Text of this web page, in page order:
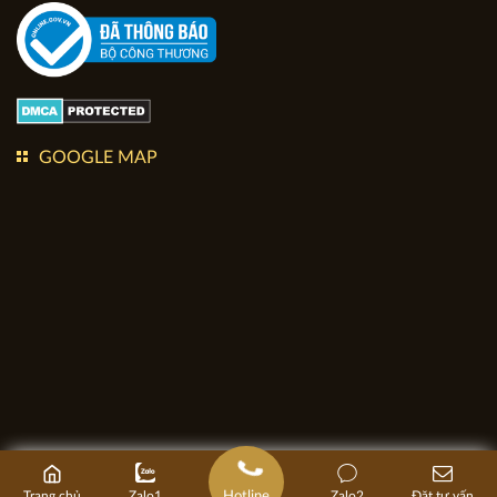
GOOGLE MAP
Bản quyền thuộc về kiến trúc Apollo Việt. Copyright © 2020